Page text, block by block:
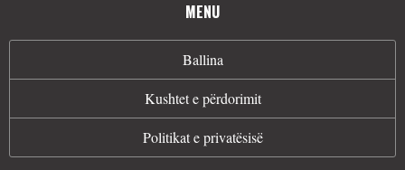
MENU
Ballina
Kushtet e përdorimit
Politikat e privatësisë